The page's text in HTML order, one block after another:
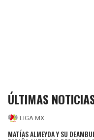
ÚLTIMAS
LIGA MX
MATÍAS ALMEYDA Y SU